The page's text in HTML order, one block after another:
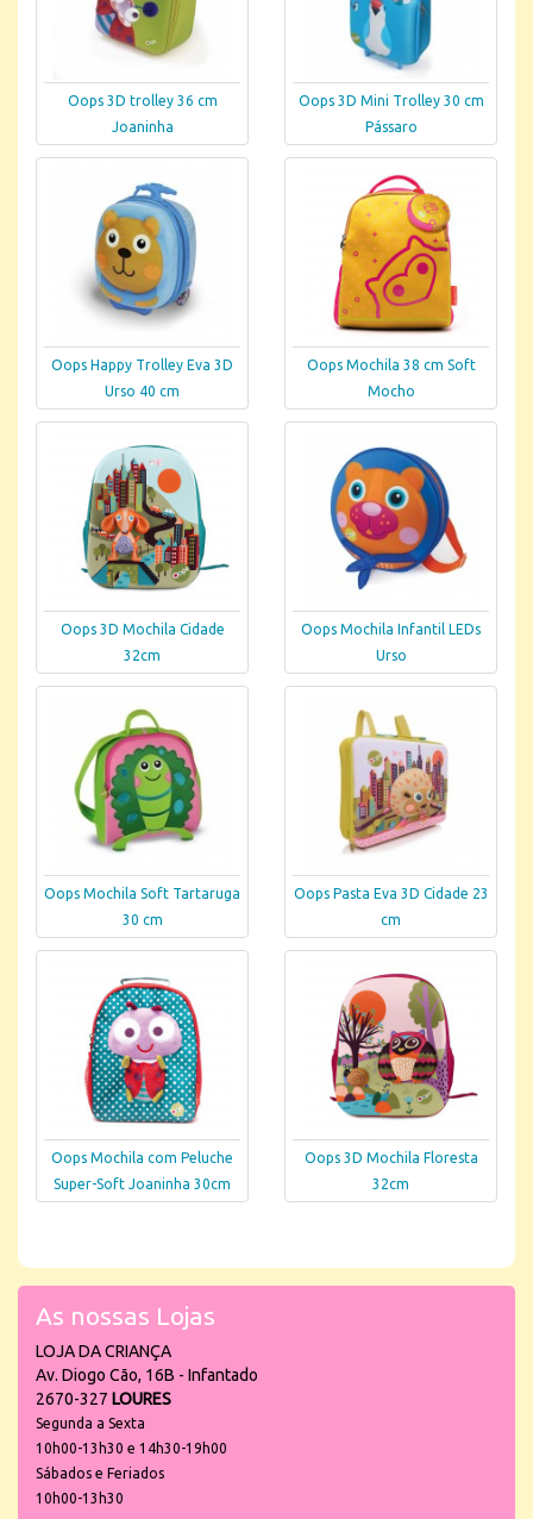
Oops 3D trolley 36 cm
Joaninha
Oops 3D Mini Trolley 30 cm
Pássaro
Oops Happy Trolley Eva 3D
Urso 40 cm
Oops Mochila 38 cm Soft
Mocho
Oops 3D Mochila Cidade
32cm
Oops Mochila Infantil LEDs
Urso
Oops Mochila Soft Tartaruga
30 cm
Oops Pasta Eva 3D Cidade 23
cm
Oops Mochila com Peluche
Super-Soft Joaninha 30cm
Oops 3D Mochila Floresta
32cm
As nossas Lojas
LOJA DA CRIANÇA
Av. Diogo Cão, 16B - Infantado
2670-327 LOURES
Segunda a Sexta
10h00-13h30 e 14h30-19h00
Sábados e Feriados
10h00-13h30